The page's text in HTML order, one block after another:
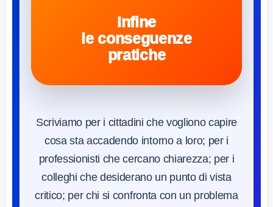
Infine
le conseguenze
pratiche
Scriviamo per i cittadini che vogliono capire
cosa sta accadendo intorno a loro; per i
professionisti che cercano chiarezza; per i
colleghi che desiderano un punto di vista
critico; per chi si confronta con un problema